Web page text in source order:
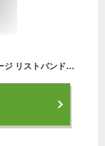
ネコポス アシックス アクセサリー ゴールドステージ リストバンド・ロング BAQ504 asics 抗菌・防臭 【長さ約14cm】【片手】